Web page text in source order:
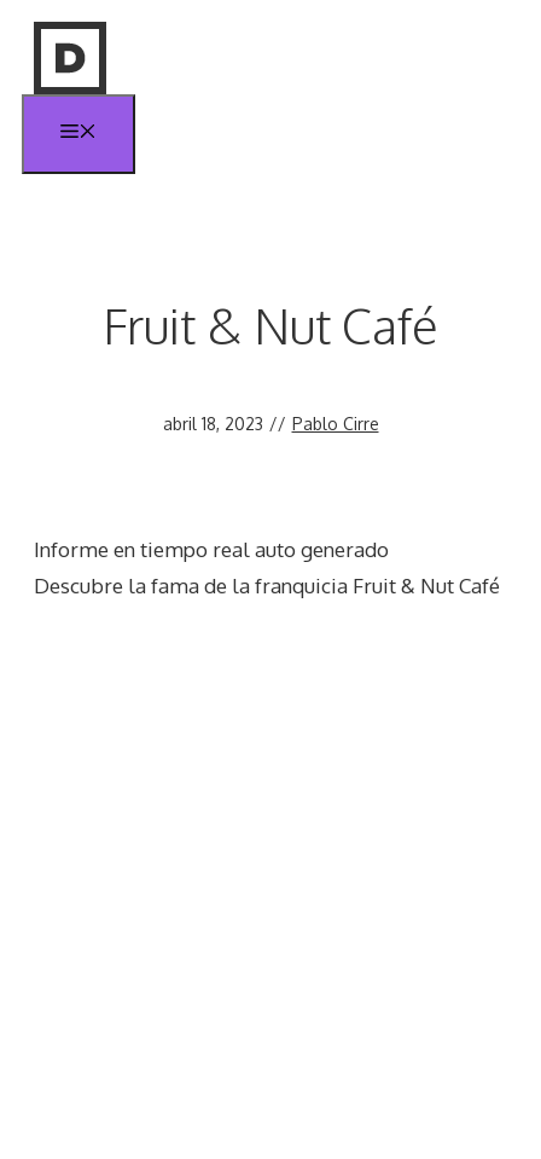
Saltar
contenido
Fruit & Nut Café
abril 18, 2023 // Pablo Cirre
Informe en tiempo real auto generado
Descubre la fama de la franquicia Fruit & Nut Café